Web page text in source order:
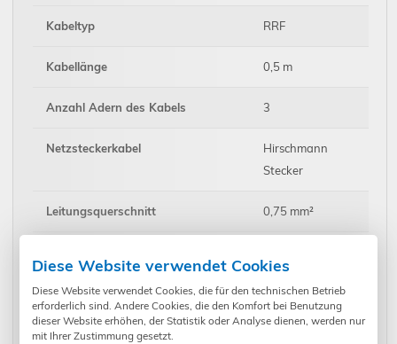
Kabeltyp RRF
Kabellänge 0,5 m
Anzahl Adern des Kabels 3
Netzsteckerkabel
Hirschmann
Stecker
Leitungsquerschnitt 0,75 mm²
min. Betriebstemperatur -30 °C
max. Betriebstemperatur
Diese Website verwendet Cookies
Diese Website verwendet Cookies, die für den technischen Betrieb
erforderlich sind. Andere Cookies, die den Komfort bei Benutzung
dieser Website erhöhen, der Statistik oder Analyse dienen, werden nur
mit Ihrer Zustimmung gesetzt.